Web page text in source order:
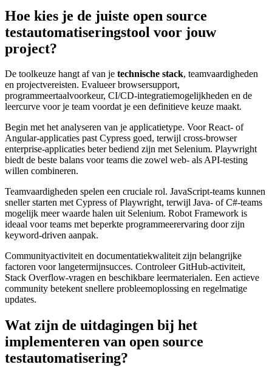
Hoe kies je de juiste open source
testautomatiseringstool voor jouw
project?
De toolkeuze hangt af van je technische stack, teamvaardigheden
en projectvereisten. Evalueer browsersupport,
programmeertaalvoorkeur, CI/CD-integratiemogelijkheden en de
leercurve voor je team voordat je een definitieve keuze maakt.
Begin met het analyseren van je applicatietype. Voor React- of
Angular-applicaties past Cypress goed, terwijl cross-browser
enterprise-applicaties beter bediend zijn met Selenium. Playwright
biedt de beste balans voor teams die zowel web- als API-testing
willen combineren.
Teamvaardigheden spelen een cruciale rol. JavaScript-teams kunnen
sneller starten met Cypress of Playwright, terwijl Java- of C#-teams
mogelijk meer waarde halen uit Selenium. Robot Framework is
ideaal voor teams met beperkte programmeerervaring door zijn
keyword-driven aanpak.
Communityactiviteit en documentatiekwaliteit zijn belangrijke
factoren voor langetermijnsucces. Controleer GitHub-activiteit,
Stack Overflow-vragen en beschikbare leermaterialen. Een actieve
community betekent snellere probleemoplossing en regelmatige
updates.
Wat zijn de uitdagingen bij het
implementeren van open source
testautomatisering?